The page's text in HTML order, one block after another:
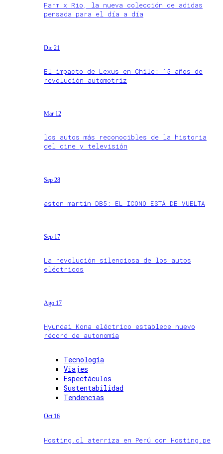
Farm x Rio, la nueva colección de adidas
pensada para el día a día
Dic 21
El impacto de Lexus en Chile: 15 años de
revolución automotriz
Mar 12
los autos más reconocibles de la historia
del cine y televisión
Sep 28
aston martin DB5: EL ICONO ESTÁ DE VUELTA
Sep 17
La revolución silenciosa de los autos
eléctricos
Ago 17
Hyundai Kona eléctrico establece nuevo
récord de autonomía
Tecnología
Viajes
Espectáculos
Sustentabilidad
Tendencias
Oct 16
Hosting.cl aterriza en Perú con Hosting.pe